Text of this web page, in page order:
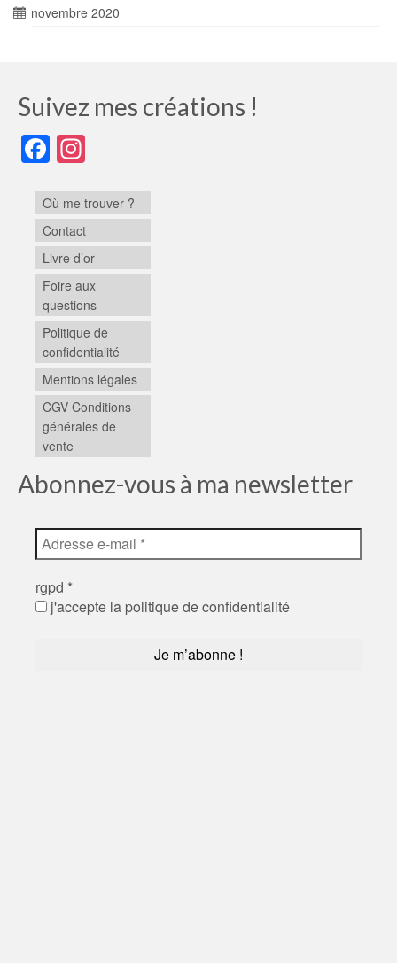
novembre 2020
Suivez mes créations !
Facebook
Où me trouver ?
Contact
Livre d’or
Foire aux
questions
Politique de
confidentialité
Mentions légales
CGV Conditions
générales de
vente
Abonnez-vous à ma newsletter
rgpd *
j'accepte la politique de confidentialité